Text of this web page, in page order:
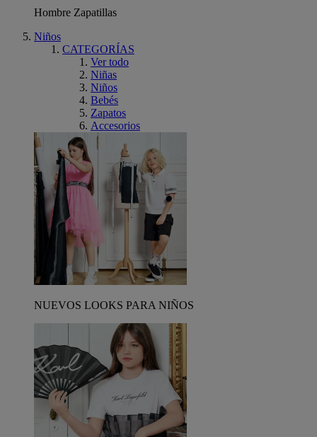
Hombre Zapatillas
Niños
CATEGORÍAS
Ver todo
Niñas
Niños
Bebés
Zapatos
Accesorios
NUEVOS LOOKS PARA NIÑOS